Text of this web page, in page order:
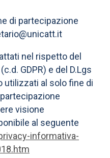
di partecipazione
nel rispetto del
GDPR) e del D.Lgs
utilizzati al solo fine di
visione
al seguente
informativa-